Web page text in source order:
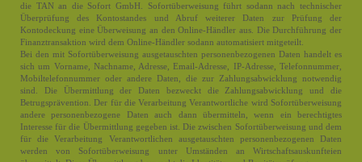
die TAN an die Sofort GmbH. Sofortüberweisung führt sodann nach technischer
Überprüfung des Kontostandes und Abruf weiterer Daten zur Prüfung der
Kontodeckung eine Überweisung an den Online-Händler aus. Die Durchführung der
Finanztransaktion wird dem Online-Händler sodann automatisiert mitgeteilt.
Bei den mit Sofortüberweisung ausgetauschten personenbezogenen Daten handelt es
sich um Vorname, Nachname, Adresse, Email-Adresse, IP-Adresse, Telefonnummer,
Mobiltelefonnummer oder andere Daten, die zur Zahlungsabwicklung notwendig
sind. Die Übermittlung der Daten bezweckt die Zahlungsabwicklung und die
Betrugsprävention. Der für die Verarbeitung Verantwortliche wird Sofortüberweisung
andere personenbezogene Daten auch dann übermitteln, wenn ein berechtigtes
Interesse für die Übermittlung gegeben ist. Die zwischen Sofortüberweisung und dem
für die Verarbeitung Verantwortlichen ausgetauschten personenbezogenen Daten
werden von Sofortüberweisung unter Umständen an Wirtschaftsauskunfteien